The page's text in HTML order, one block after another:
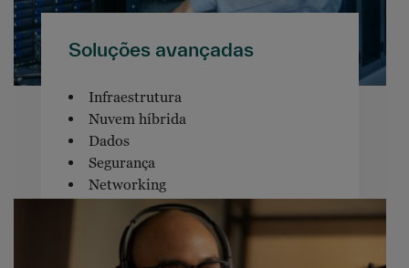
Soluções avançadas
Infraestrutura
Nuvem híbrida
Dados
Segurança
Networking
Software